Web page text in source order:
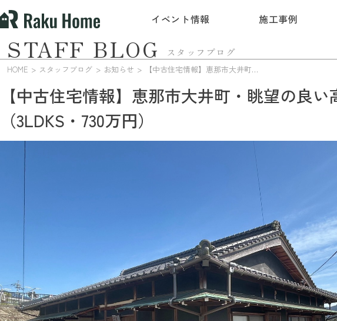
イベント情報 施工事例
スタッフブログ
STAFF BLOG
HOME スタッフブログ お知らせ 【中古住宅情報】恵那市大井町・眺望の良い高台の家（3LDKS・730万円）
【中古住宅情報】恵那市大井町・眺望の良い
（3LDKS・730万円）